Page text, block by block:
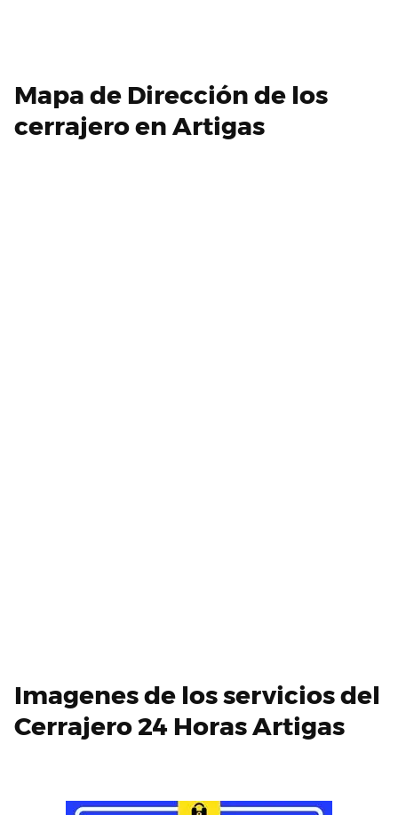
Mapa de Dirección de los
cerrajero en Artigas
Imagenes de los servicios del
Cerrajero 24 Horas Artigas